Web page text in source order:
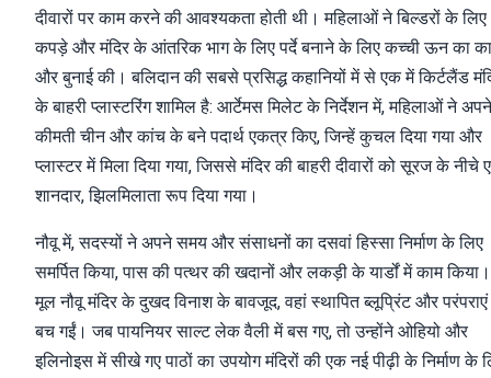
दीवारों पर काम करने की आवश्यकता होती थी। महिलाओं ने बिल्डरों के लिए
कपड़े और मंदिर के आंतरिक भाग के लिए पर्दे बनाने के लिए कच्ची ऊन का
और बुनाई की। बलिदान की सबसे प्रसिद्ध कहानियों में से एक में किर्टलैंड
के बाहरी प्लास्टरिंग शामिल है: आर्टेमस मिलेट के निर्देशन में, महिलाओं ने अपने
कीमती चीन और कांच के बने पदार्थ एकत्र किए, जिन्हें कुचल दिया गया और
प्लास्टर में मिला दिया गया, जिससे मंदिर की बाहरी दीवारों को सूरज के नीचे
शानदार, झिलमिलाता रूप दिया गया।
नौवू में, सदस्यों ने अपने समय और संसाधनों का दसवां हिस्सा निर्माण के लिए
समर्पित किया, पास की पत्थर की खदानों और लकड़ी के यार्डों में काम किया।
मूल नौवू मंदिर के दुखद विनाश के बावजूद, वहां स्थापित ब्लूप्रिंट और परंपराएं
बच गईं। जब पायनियर साल्ट लेक वैली में बस गए, तो उन्होंने ओहियो और
इलिनोइस में सीखे गए पाठों का उपयोग मंदिरों की एक नई पीढ़ी के निर्माण के